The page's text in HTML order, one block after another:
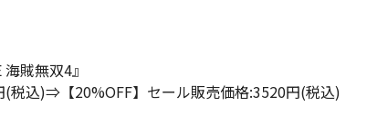
賊無双4』
(税込)⇒【20%OFF】セール販売価格:3520円(税込)